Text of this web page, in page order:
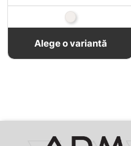
Natural
Alege o variantă